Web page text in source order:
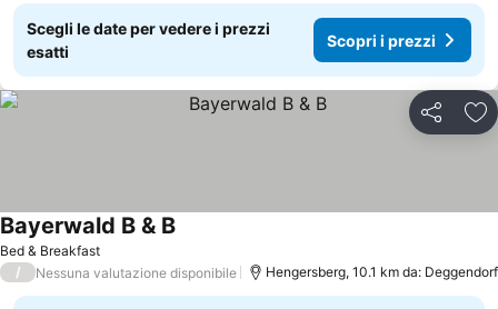
Scegli le date per vedere i prezzi
esatti
Scopri i prezzi
Condividi
Bed & Breakfast
Bayerwald B & BScopri i prezzi
/ Nessuna valutazione disponibile Hengersberg, 10.1 km da: Deggendorf